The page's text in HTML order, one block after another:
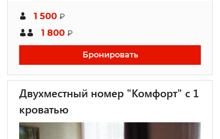
1 500 ₽
1 800 ₽
Бронировать
Двухместный номер "Комфорт" с 1
кроватью